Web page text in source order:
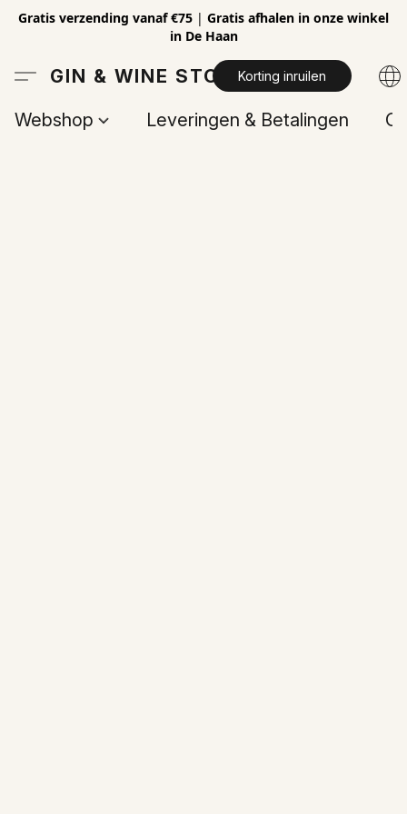
Gratis verzending vanaf €75 | Gratis afhalen in onze winkel
in De Haan
GIN & WINE STOREKorting inruilen
Webshop Leveringen & Betalingen